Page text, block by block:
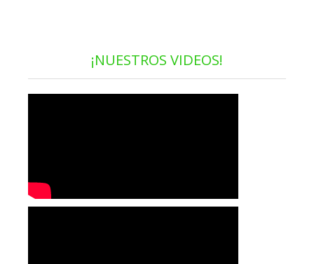
¡NUESTROS VIDEOS!